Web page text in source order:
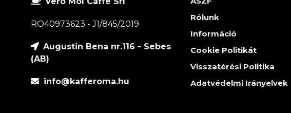
RO40973623 - J1/845/2019
Augustin Bena nr.116 - Sebes
(AB)
info@kafferoma.hu
Rólunk
Információ
Cookie Politikát
Visszatérési Politika
Adatvédelmi Irányelvek